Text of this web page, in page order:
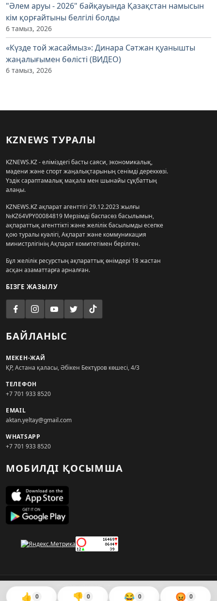
👍 0 👎 0 😂 0 😡 0
"Әлем аруы - 2026" байқауында Қазақстан намысын
кім қорғайтыны белгілі болды
6 тамыз, 2026
«Күзде той жасаймыз»: Динара Сәтжан қуанышты
жаңалығымен бөлісті (ВИДЕО)
6 тамыз, 2026
KZNEWS ТУРАЛЫ
KZNEWS.KZ - еліміздегі басты саяси, экономикалық,
мәдени және спорт жаңалықтарының сенімді дереккөзі.
Үздік сараптамалық мақала мен шынайы сұқбаттың
алаңы.
KZNEWS.KZ ақпарат агенттігі 29.12.2023 жылғы
№KZ64VPY00084819 Мерзімді баспасөз басылымын,
ақпараттық агенттікті және желілік басылымды есепке
қою туралы куәлігі, Ақпарат және коммуникация
министрлігінің Ақпарат комитетімен берілген.
Бұл желілік ресурстың ақпараттық өнімдері 18 жастан
асқан азаматтарға арналған.
БІЗГЕ ЖАЗЫЛУ
БАЙЛАНЫС
МЕКЕН-ЖАЙ
ҚР, Астана қаласы, Әбікен Бектұров көшесі, 4/3
ТЕЛЕФОН
+7 701 933 8520
EMAIL
aktan.yeltay@gmail.com
WHATSAPP
+7 701 933 8520
МОБИЛДІ ҚОСЫМША
© 2026. KZNEWS.KZ ақпарат агенттігі